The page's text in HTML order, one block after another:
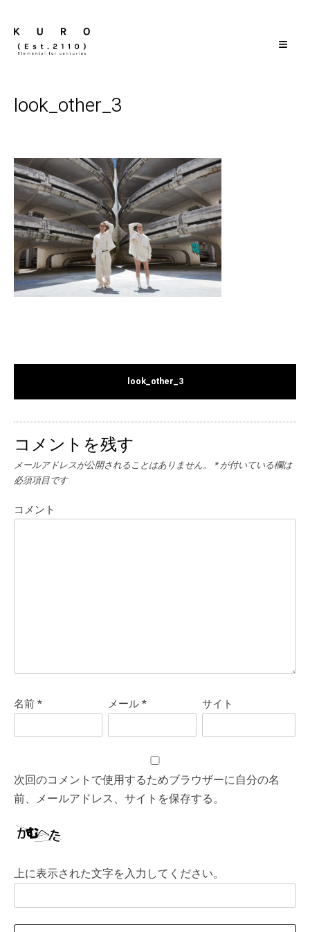
≡
look_other_3
look_other_3
コメントを残す
メールアドレスが公開されることはありません。 *が付いている欄は
必須項目です
コメント
名前* メール* サイト
次回のコメントで使用するためブラウザーに自分の名
前、メールアドレス、サイトを保存する。
上に表示された文字を入力してください。